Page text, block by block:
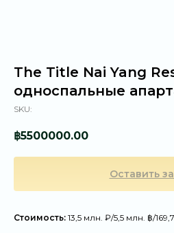
The Title Nai Yang
односпальные
SKU:
฿5500000.00
Оставить
Стоимость: 13,5 млн. ₽/5,5 млн. ฿/